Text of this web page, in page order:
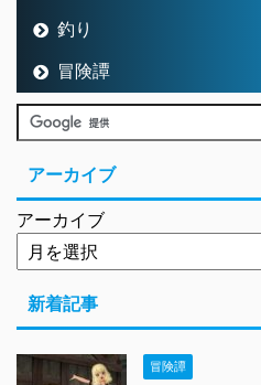
釣り
冒険譚
アーカイブ
アーカイブ
新着記事
冒険譚